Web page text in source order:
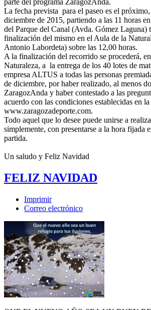
parte del programa ZaragozAnda.
La fecha prevista para el paseo es el
diciembre de 2015, partiendo a las 11 horas
del Parque del Canal (Avda. Gómez Laguna)
finalización del mismo en el Aula de la
Antonio Labordeta) sobre las 12,00 horas.
A la finalización del recorrido se procederá,
Naturaleza, a la entrega de los 40 lotes de
empresa ALTUS a todas las personas
de diciembre, por haber realizado, al menos
ZaragozAnda y haber contestado a las
acuerdo con las condiciones establecidas en
www.zaragozadeporte.com.
Todo aquel que lo desee puede unirse a
simplemente, con presentarse a la hora fijada
partida.
Un saludo y Feliz Navidad
FELIZ NAVIDAD
Imprimir
Correo electrónico